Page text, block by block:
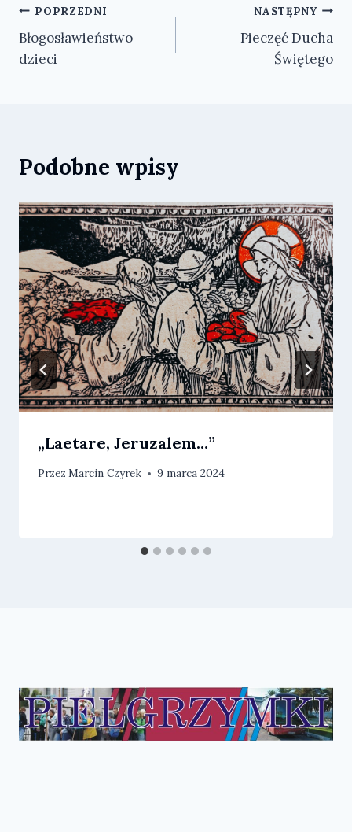
Nawigacja
wpisu
POPRZEDNI
Błogosławieństwo
dzieci
NASTĘPNY
Pieczęć Ducha
Świętego
Podobne wpisy
„Laetare, Jeruzalem…”
Przez Marcin Czyrek 9 marca 2024